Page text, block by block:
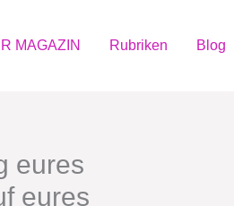
MAGAZIN Rubriken Blog
eures
eures